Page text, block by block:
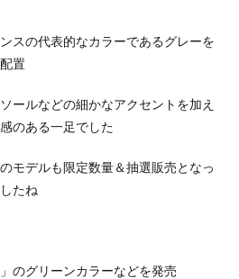
スの代表的なカラーであるグレーを
置
ールなどの細かなアクセントを加え
のある一足でした
モデルも限定数量＆抽選販売となっ
たね
のグリーンカラーなどを発売